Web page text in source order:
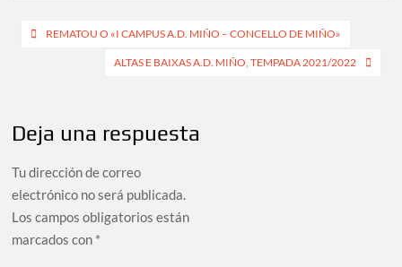
Navegación
REMATOU O «I CAMPUS A.D. MIÑO – CONCELLO DE MIÑO»
ALTAS E BAIXAS A.D. MIÑO, TEMPADA 2021/2022
Deja una respuesta
Tu dirección de correo
electrónico no será publicada.
Los campos obligatorios están
marcados con *